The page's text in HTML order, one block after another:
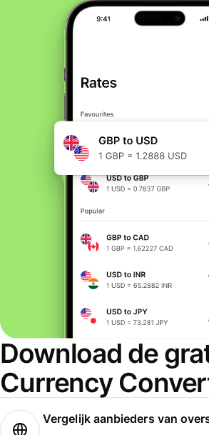
Download de
Currency
Vergelijk aanbieders van